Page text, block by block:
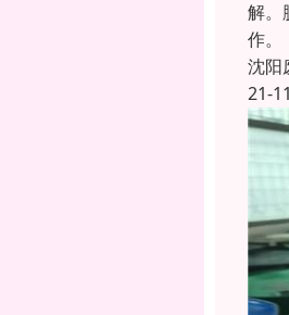
解。
作。
沈阳
21-